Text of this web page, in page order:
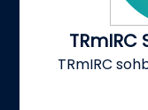
TRmIRC